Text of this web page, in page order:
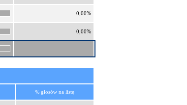
0,00%
0,00%
% głosów na listę